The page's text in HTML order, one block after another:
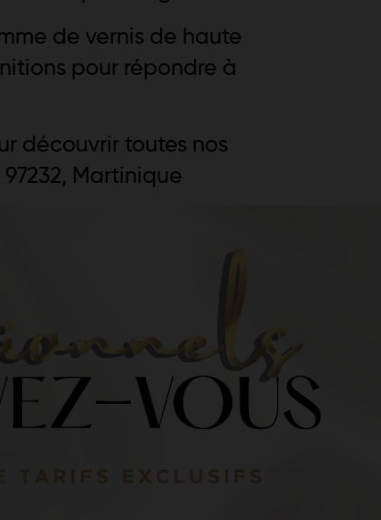
de vernis de haute
pour répondre à
découvrir toutes nos
Martinique